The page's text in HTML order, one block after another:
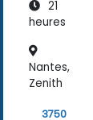
s
Numéri
21
heures
Nantes,
Zenith
3750